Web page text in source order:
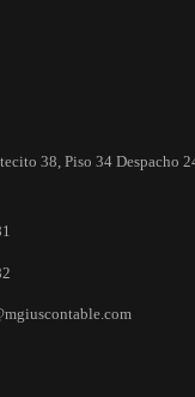
38, Piso 34 Despacho